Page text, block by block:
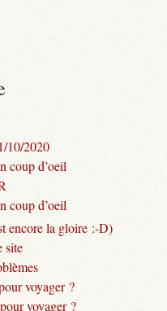
10/2020
coup d’oeil
coup d’oeil
encore la gloire :-D)
site
voyager ?
voyager ?